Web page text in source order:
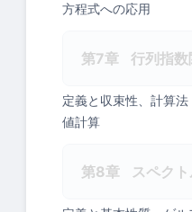
方程式への応用
第7章 行列指数
定義と収束性、計算
値計算
第8章 スペク